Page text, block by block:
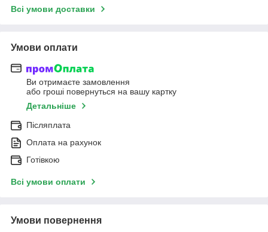
Всі умови доставки
Умови оплати
Ви отримаєте замовлення
або гроші повернуться на вашу картку
Детальніше
Післяплата
Оплата на рахунок
Готівкою
Всі умови оплати
Умови повернення